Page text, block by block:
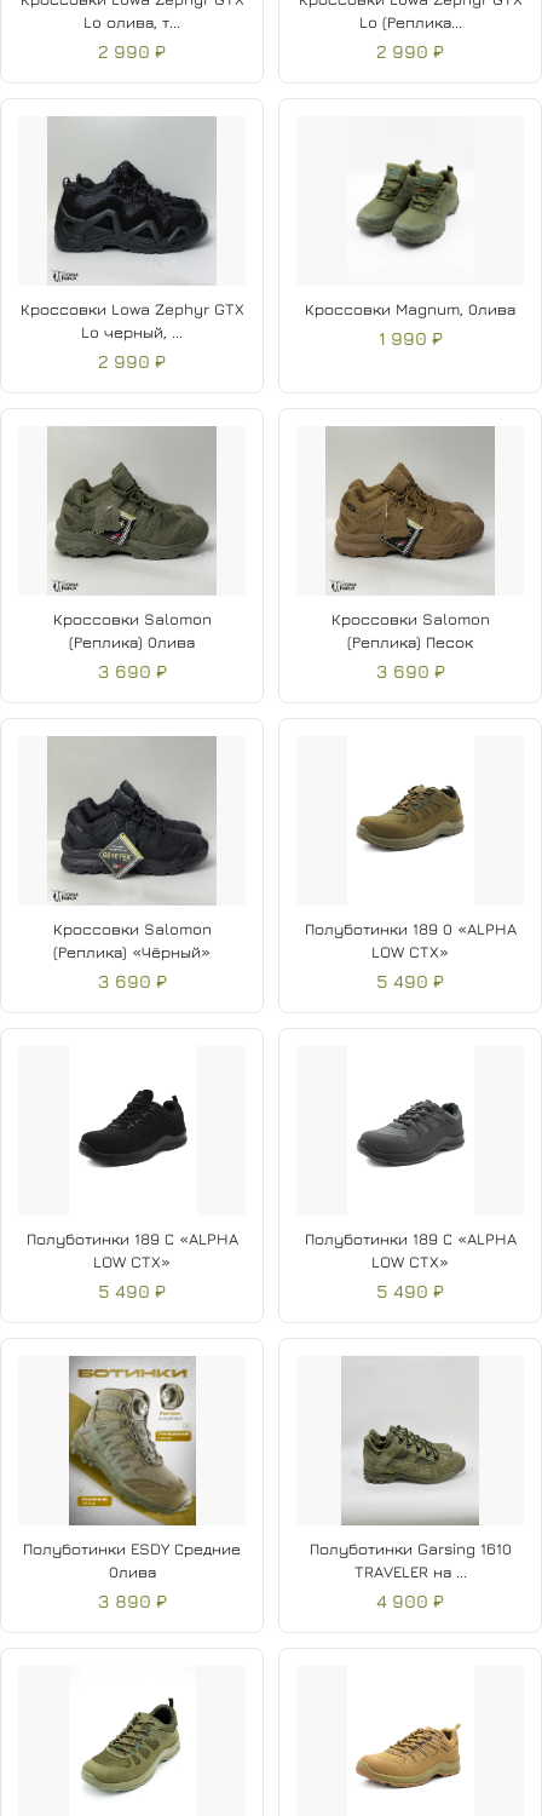
Lo олива, т...
2 990 ₽
Lo (Реплика...
2 990 ₽
Кроссовки Lowa Zephyr GTX
Lo черный, ...
2 990 ₽
Кроссовки Magnum, Олива
1 990 ₽
Кроссовки Salomon
(Реплика) Олива
3 690 ₽
Кроссовки Salomon
(Реплика) Песок
3 690 ₽
Кроссовки Salomon
(Реплика) «Чёрный»
3 690 ₽
Полуботинки 189 О «ALPHA
LOW CTX»
5 490 ₽
Полуботинки 189 С «ALPHA
LOW CTX»
5 490 ₽
Полуботинки 189 С «ALPHA
LOW CTX»
5 490 ₽
Полуботинки ESDY Средние
Олива
3 890 ₽
Полуботинки Garsing 161О
TRAVELER на ...
4 900 ₽